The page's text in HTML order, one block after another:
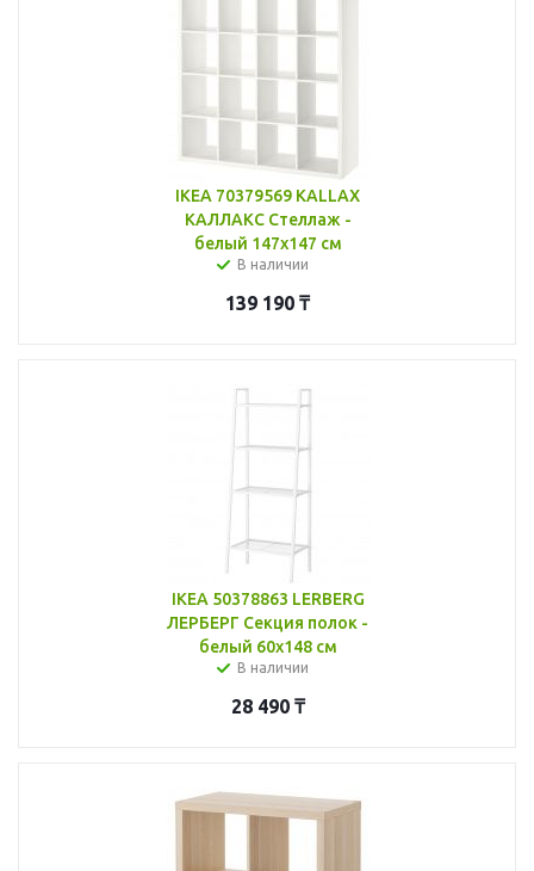
IKEA 70379569 KALLAX
КАЛЛАКС Стеллаж -
белый 147x147 см
В наличии
139 190 ₸
IKEA 50378863 LERBERG
ЛЕРБЕРГ Секция полок -
белый 60x148 см
В наличии
28 490₸